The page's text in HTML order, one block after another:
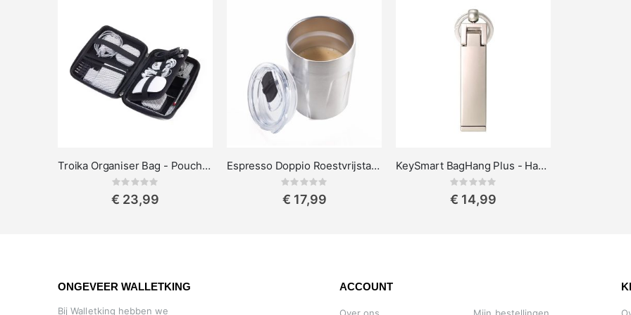
Troika Organiser Bag - Pouch voor make-up, elektronica en accessoires zwart
Rating:
€ 23,99
Espresso Doppio Roestvrijstalen thermomok
Rating:
€ 17,99
KeySmart BagHang Plus - Handige Handtashouder & Telefoonstandaard met Sleutelhanger
Rating:
€ 14,99
ONGEVEER WALLETKING
Bij Walletking hebben we
ACCOUNT